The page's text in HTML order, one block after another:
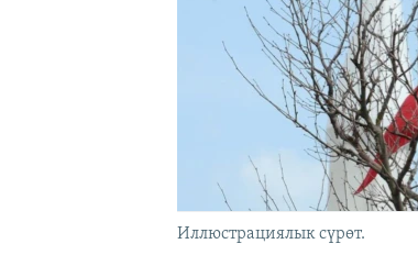
Иллюстрациялык сүрөт.